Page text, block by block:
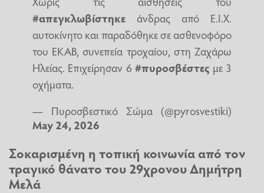
#απεγκλωβίστηκε άνδρας από Ε.Ι.Χ.
αυτοκίνητο και παραδόθηκε σε ασθενοφόρο
του ΕΚΑΒ, συνεπεία τροχαίου, στη Ζαχάρω
Ηλείας. Επιχείρησαν 6#πυροσβέστες με 3
οχήματα.
— Πυροσβεστικό Σώμα (@pyrosvestiki)
May 24, 2026
Σοκαρισμένη η τοπική κοινωνία από τον
τραγικό θάνατο του 29χρονου Δημήτρη
Μελά